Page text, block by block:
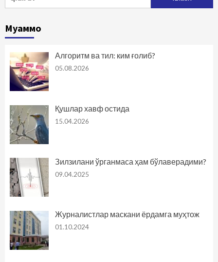
Муаммо
Алгоритм ва тил: ким ғолиб?
05.08.2026
Қушлар хавф остида
15.04.2026
Зилзилани ўрганмаса ҳам бўлаверадими?
09.04.2025
Журналистлар маскани ёрдамга муҳтож
01.10.2024